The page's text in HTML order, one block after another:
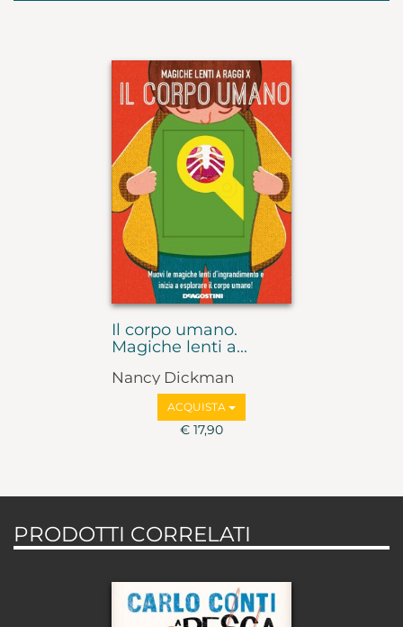
Il corpo umano.
Magiche lenti a...
Nancy Dickman
ACQUISTA
€ 17,90
PRODOTTI CORRELATI